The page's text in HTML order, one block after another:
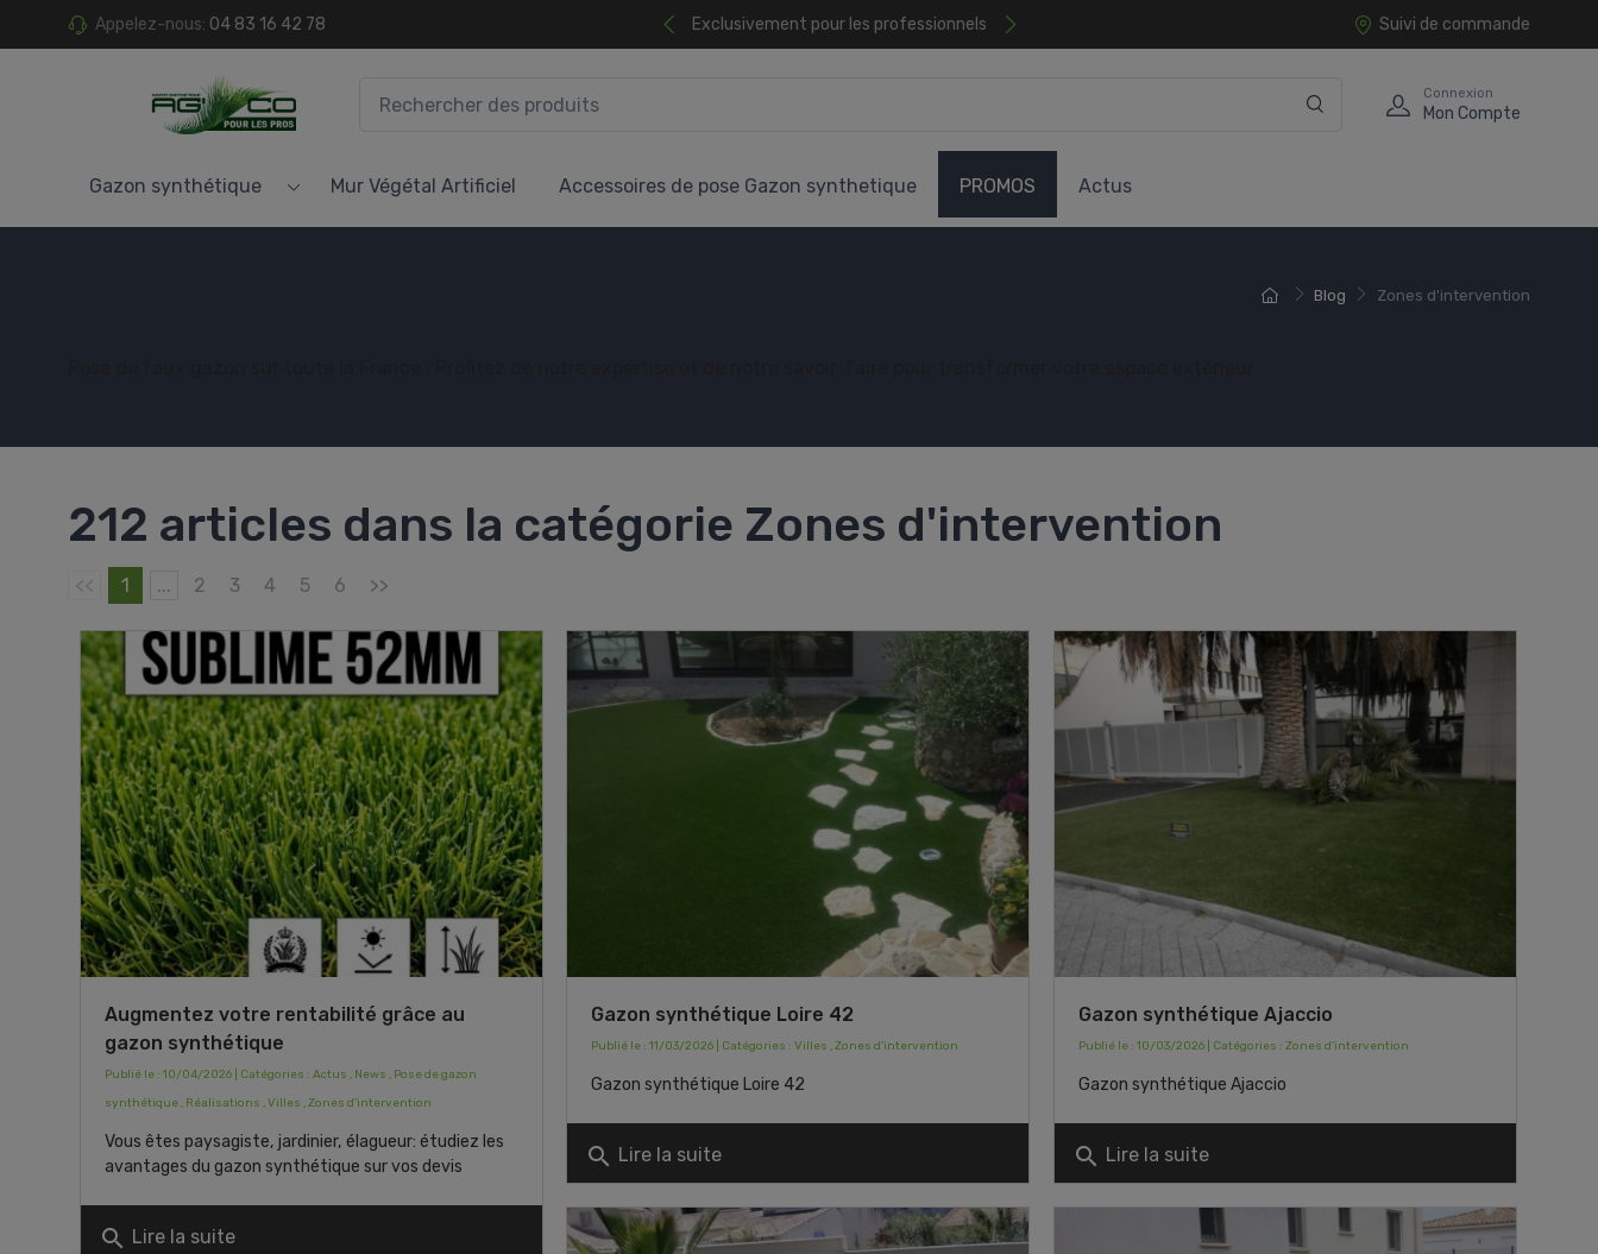
Appelez-nous: 04 83 16 42 78 Exclusivement pour les professionnels Suivi de commande
Connexion
Mon Compte
Gazon synthétique Mur Végétal Artificiel Accessoires de pose Gazon synthetique PROMOS Actus
Blog Zones d'intervention
212 articles dans la catégorie Zones d'intervention
<< 1 ... 2 3 4 5 6 >>
Augmentez votre rentabilité grâce au
gazon synthétique
Publié le : 10/04/2026 | Catégories : Actus , News , Pose de gazon
synthétique , Réalisations ,Villes ,Zones d'intervention
Vous êtes paysagiste, jardinier, élagueur: étudiez les
avantages du gazon synthétique sur vos devis
search Lire la suite
Gazon synthétique Loire 42
Publié le : 11/03/2026 | Catégories : Villes ,Zones d'intervention
Gazon synthétique Loire 42
search Lire la suite
Gazon synthétique Ajaccio
Publié le : 10/03/2026 | Catégories : Zones d'intervention
Gazon synthétique Ajaccio
search Lire la suite